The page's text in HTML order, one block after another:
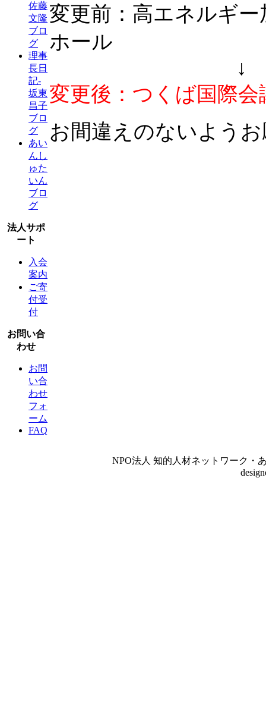
佐藤
文隆
ブロ
グ
理事
長日
記-
坂東
昌子
ブロ
グ
あい
んし
ゅた
いん
ブロ
グ
法人サポ
ート
入会
案内
ご寄
付受
付
お問い合
わせ
お問
い合
わせ
フォ
ーム
FAQ
変更前：高エネルギ
ホール
↓
変更後： つくば国際
お間違えのないよう
NPO法人 知的人材ネットワーク・